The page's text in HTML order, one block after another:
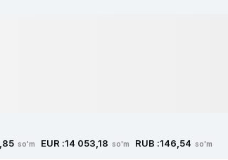
so'm EUR :14 053,18 so'm RUB :146,54 so'm